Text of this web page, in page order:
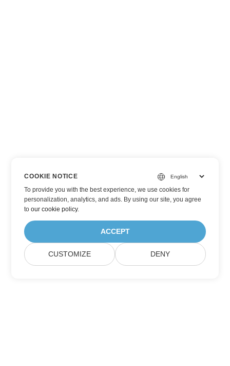
COOKIE NOTICE
To provide you with the best experience, we use cookies for
personalization, analytics, and ads. By using our site, you agree
toour cookie policy.
ACCEPT
CUSTOMIZE DENY